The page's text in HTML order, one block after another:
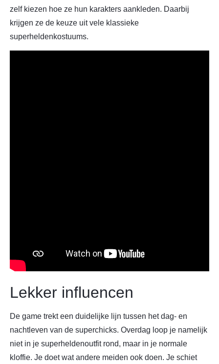
zelf kiezen hoe ze hun karakters aankleden. Daarbij
krijgen ze de keuze uit vele klassieke
superheldenkostuums.
Lekker influencen
De game trekt een duidelijke lijn tussen het dag- en
nachtleven van de superchicks. Overdag loop je namelijk
niet in je superheldenoutfit rond, maar in je normale
kloffie. Je doet wat andere meiden ook doen. Je schiet